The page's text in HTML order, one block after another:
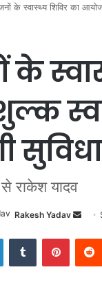
के स्वास्थ्य शिविर का
के
सुविधा
राकेश यादव
Rakesh Yadav
n
d